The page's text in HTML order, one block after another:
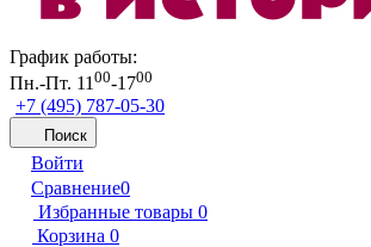
График работы:
Пн.-Пт. 1100-1700
+7 (495) 787-05-30
Поиск
Войти
Сравнение0
Избранные товары 0
Корзина 0